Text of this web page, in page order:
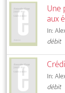
Une
aux
In:
débit
In:
débit